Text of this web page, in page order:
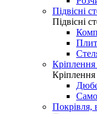
Підвісні
Підвісні
Покрівля,